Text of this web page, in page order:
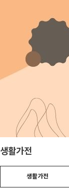
생활가전
생활가전